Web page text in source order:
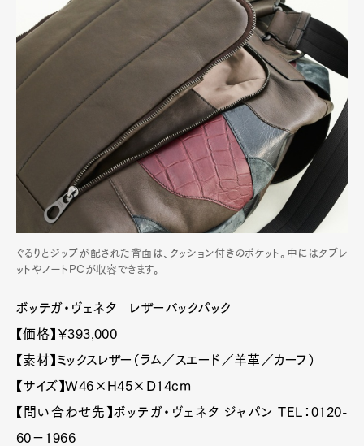
ぐるりとジップが配された背面は、クッション付きのポケット。中にはタブレ
ットやノートPCが収容できます。
ボッテガ・ヴェネタ レザーバックパック
【価格】￥393,000
【素材】ミックスレザー（ラム／スエード／羊革／カーフ）
【サイズ】W46×H45×D14cm
【問い合わせ先】ボッテガ・ヴェネタ ジャパン TEL：0120-
60−1966